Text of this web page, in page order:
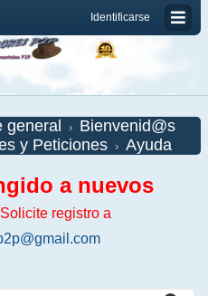
Identificarse
general
Bienvenid@s
y Peticiones
Ayuda
a nuevos
Solicite registro a